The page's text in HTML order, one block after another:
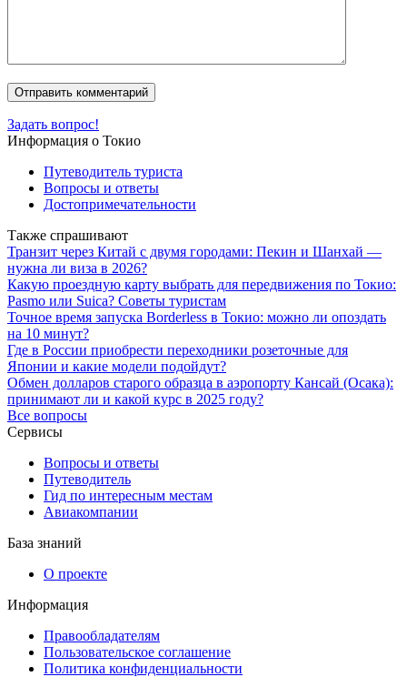
Задать вопрос!
Информация о Токио
Путеводитель туриста
Вопросы и ответы
Достопримечательности
Также спрашивают
Транзит через Китай с двумя городами: Пекин и Шанхай —
нужна ли виза в 2026?
Какую проездную карту выбрать для передвижения по Токио:
Pasmo или Suica? Советы туристам
Точное время запуска Borderless в Токио: можно ли опоздать
на 10 минут?
Где в России приобрести переходники розеточные для
Японии и какие модели подойдут?
Обмен долларов старого образца в аэропорту Кансай (Осака):
принимают ли и какой курс в 2025 году?
Все вопросы
Сервисы
Вопросы и ответы
Путеводитель
Гид по интересным местам
Авиакомпании
База знаний
О проекте
Информация
Правообладателям
Пользовательское соглашение
Политика конфиденциальности